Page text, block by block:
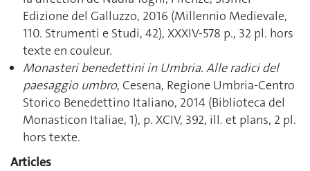
Edizione del Galluzzo, 2016 (Millennio Medievale,
110. Strumenti e Studi, 42), XXXIV-578 p., 32 pl. hors
texte en couleur.
Monasteri benedettini in Umbria. Alle radici del
paesaggio umbro, Cesena, Regione Umbria-Centro
Storico Benedettino Italiano, 2014 (Biblioteca del
Monasticon Italiae, 1), p. XCIV, 392, ill. et plans, 2 pl.
hors texte.
Articles